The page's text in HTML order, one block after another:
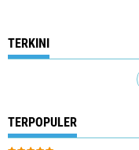
TERKINI
TERPOPULER